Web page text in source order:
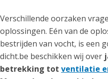
Verschillende oorzaken
oplossingen. Eén van de
bestrijden van vocht, is een
dicht.be beschikken wij over
betrekking tot ventilatie